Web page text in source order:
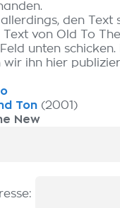
den
Text von Old To
unten
wir ihn hier
Ton (2001)
New